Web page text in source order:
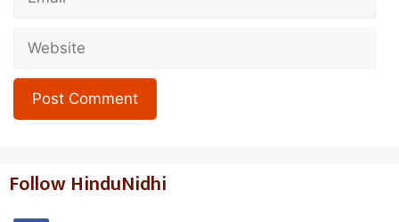
Website
Follow HinduNidhi